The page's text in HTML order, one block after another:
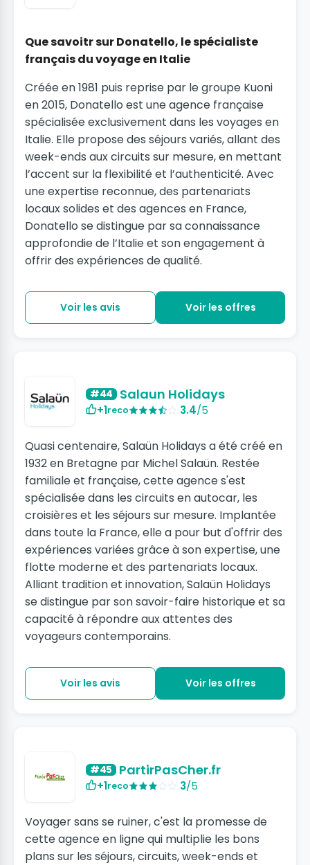
Que savoitr sur Donatello, le spécialiste
français du voyage en Italie
Créée en 1981 puis reprise par le groupe Kuoni
en 2015, Donatello est une agence française
spécialisée exclusivement dans les voyages en
Italie. Elle propose des séjours variés, allant des
week-ends aux circuits sur mesure, en mettant
l’accent sur la flexibilité et l’authenticité. Avec
une expertise reconnue, des partenariats
locaux solides et des agences en France,
Donatello se distingue par sa connaissance
approfondie de l’Italie et son engagement à
offrir des expériences de qualité.
Voir les avis Voir les offres
#44 Salaun Holidays
+1reco 3.4/5
Quasi centenaire, Salaün Holidays a été créé en
1932 en Bretagne par Michel Salaün. Restée
familiale et française, cette agence s'est
spécialisée dans les circuits en autocar, les
croisières et les séjours sur mesure. Implantée
dans toute la France, elle a pour but d'offrir des
expériences variées grâce à son expertise, une
flotte moderne et des partenariats locaux.
Alliant tradition et innovation, Salaün Holidays
se distingue par son savoir-faire historique et sa
capacité à répondre aux attentes des
voyageurs contemporains.
Voir les avis Voir les offres
#45 PartirPasCher.fr
+1reco 3/5
Voyager sans se ruiner, c'est la promesse de
cette agence en ligne qui multiplie les bons
plans sur les séjours, circuits, week-ends et